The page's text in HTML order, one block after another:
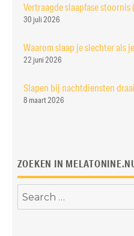
Vertraagde slaapfase stoornis
30 juli 2026
Waarom slaap je slechter als
22 juni 2026
Slapen bij nachtdiensten
8 maart 2026
ZOEKEN IN
Search
for: